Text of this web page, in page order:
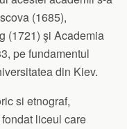
(1685),
(1721) şi Academia
pe fundamentul
din Kiev.
si etnograf,
liceul care